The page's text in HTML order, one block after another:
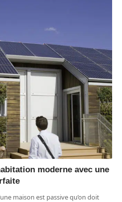
moderne avec une
maison est passive qu’on doit